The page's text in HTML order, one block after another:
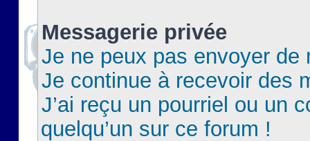
Messagerie privée
Je ne peux pas envoyer de
Je continue à recevoir des
J’ai reçu un pourriel ou un
quelqu’un sur ce forum !